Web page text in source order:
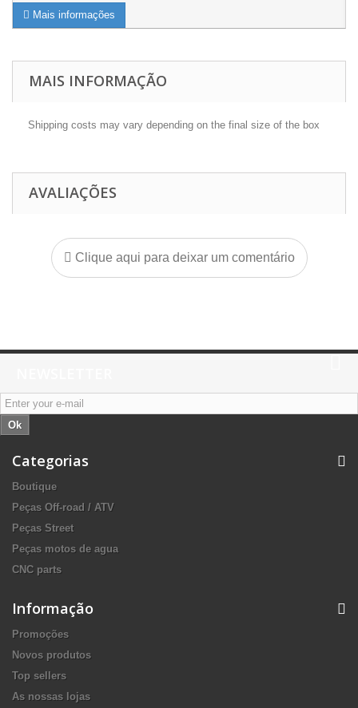
Mais informações
MAIS INFORMAÇÃO
Shipping costs may vary depending on the final size of the box
AVALIAÇÕES
Clique aqui para deixar um comentário
Ok
Categorias
Boutique
Peças Off-road / ATV
Peças Street
Peças motos de agua
CNC parts
Informação
Promoções
Novos produtos
Top sellers
As nossas lojas